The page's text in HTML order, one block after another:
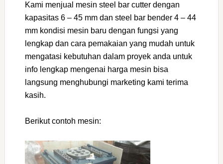
Kami menjual mesin steel bar cutter dengan
kapasitas 6 – 45 mm dan steel bar bender 4 – 44
mm kondisi mesin baru dengan fungsi yang
lengkap dan cara pemakaian yang mudah untuk
mengatasi kebutuhan dalam proyek anda untuk
info lengkap mengenai harga mesin bisa
langsung menghubungi marketing kami terima
kasih.
Berikut contoh mesin: